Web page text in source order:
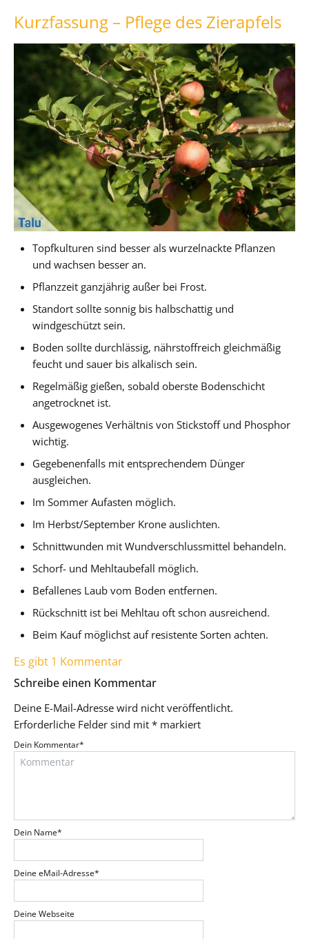
Kurzfassung – Pflege des Zierapfels
Topfkulturen sind besser als wurzelnackte Pflanzen
und wachsen besser an.
Pflanzzeit ganzjährig außer bei Frost.
Standort sollte sonnig bis halbschattig und
windgeschützt sein.
Boden sollte durchlässig, nährstoffreich gleichmäßig
feucht und sauer bis alkalisch sein.
Regelmäßig gießen, sobald oberste Bodenschicht
angetrocknet ist.
Ausgewogenes Verhältnis von Stickstoff und Phosphor
wichtig.
Gegebenenfalls mit entsprechendem Dünger
ausgleichen.
Im Sommer Aufasten möglich.
Im Herbst/September Krone auslichten.
Schnittwunden mit Wundverschlussmittel behandeln.
Schorf- und Mehltaubefall möglich.
Befallenes Laub vom Boden entfernen.
Rückschnitt ist bei Mehltau oft schon ausreichend.
Beim Kauf möglichst auf resistente Sorten achten.
Es gibt 1 Kommentar
Schreibe einen Kommentar
Deine E-Mail-Adresse wird nicht veröffentlicht.
Erforderliche Felder sind mit * markiert
Dein Kommentar*
Dein Name*
Deine eMail-Adresse*
Deine Webseite